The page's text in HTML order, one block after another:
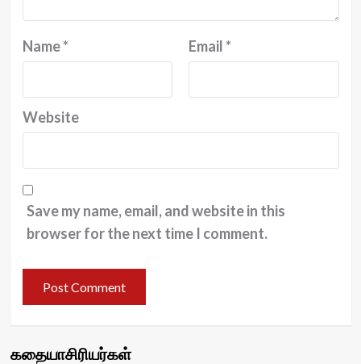
Name* Email*
Website
Save my name, email, and website in this
browser for the next time I comment.
கதையாசிரியர்கள்